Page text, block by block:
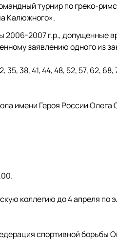
турнир по греко-
Калюжного».
2006-2007 г.р., допущенные
заявлению одного из
38, 41, 44, 48, 52, 57, 62, 68,
имени Героя России Олега
коллегию до 4 апреля по
спортивной борьбы